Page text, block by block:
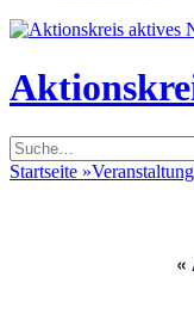
Header
Suche
nach:
Startseite »Veranstaltung
«